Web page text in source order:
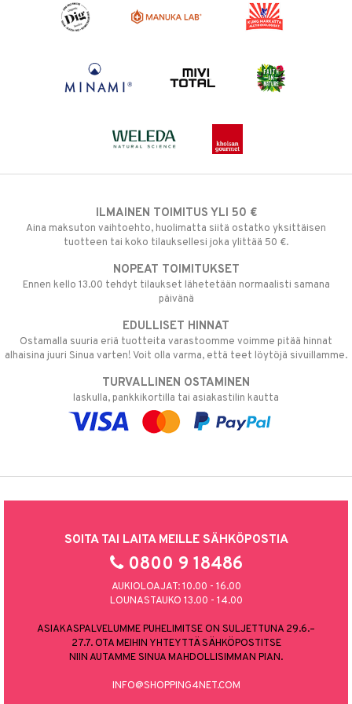
ILMAINEN TOIMITUS YLI 50 €
Aina maksuton vaihtoehto, huolimatta siitä ostatko yksittäisen
tuotteen tai koko tilauksellesi joka ylittää 50 €.
NOPEAT TOIMITUKSET
Ennen kello 13.00 tehdyt tilaukset lähetetään normaalisti samana
päivänä
EDULLISET HINNAT
Ostamalla suuria eriä tuotteita varastoomme voimme pitää hinnat
alhaisina juuri Sinua varten! Voit olla varma, että teet löytöjä sivuillamme.
TURVALLINEN OSTAMINEN
laskulla, pankkikortilla tai asiakastilin kautta
SOITA TAI LAITA MEILLE SÄHKÖPOSTIA
0800 9 18486
AUKIOLOAJAT: 10.00 - 16.00
LOUNASTAUKO 13.00 - 14.00
ASIAKASPALVELUMME PUHELIMITSE ON SULJETTUNA 29.6.–
27.7. OTA MEIHIN YHTEYTTÄ SÄHKÖPOSTITSE
NIIN AUTAMME SINUA MAHDOLLISIMMAN PIAN.
INFO@SHOPPING4NET.COM